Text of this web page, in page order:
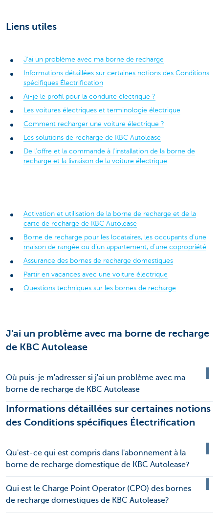
Liens utiles
J'ai un problème avec ma borne de recharge
Informations détaillées sur certaines notions des Conditions
spécifiques Électrification
Ai-je le profil pour la conduite électrique ?
Les voitures électriques et terminologie électrique
Comment recharger une voiture électrique ?
Les solutions de recharge de KBC Autolease
De l’offre et la commande à l’installation de la borne de
recharge et la livraison de la voiture électrique
Activation et utilisation de la borne de recharge et de la
carte de recharge de KBC Autolease
Borne de recharge pour les locataires, les occupants d’une
maison de rangée ou d’un appartement, d’une copropriété
Assurance des bornes de recharge domestiques
Partir en vacances avec une voiture électrique
Questions techniques sur les bornes de recharge
J'ai un problème avec ma borne de recharge
de KBC Autolease
Où puis-je m'adresser si j'ai un problème avec ma
borne de recharge de KBC Autolease
Informations détaillées sur certaines notions
des Conditions spécifiques Électrification
Qu'est-ce qui est compris dans l'abonnement à la
borne de recharge domestique de KBC Autolease?
Qui est le Charge Point Operator (CPO) des bornes
de recharge domestiques de KBC Autolease?